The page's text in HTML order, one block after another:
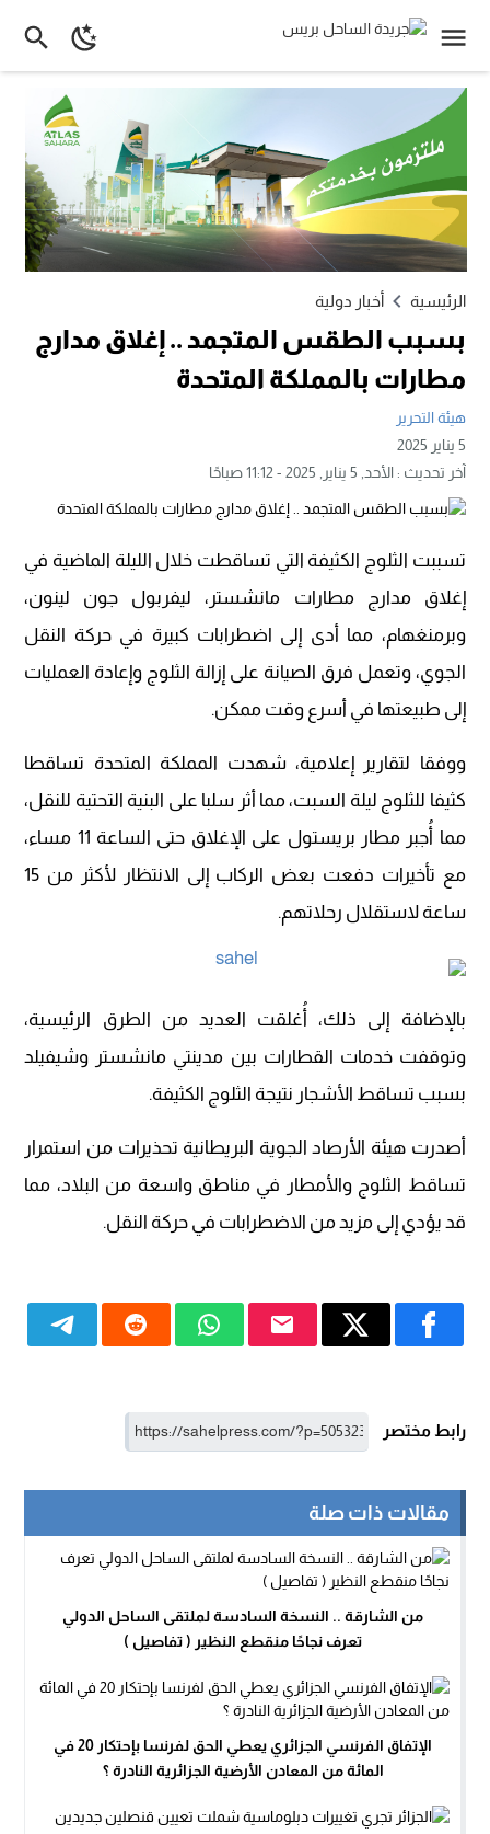
الرئيسية أخبار دولية
بسبب الطقس المتجمد .. إغلاق مدارج
مطارات بالمملكة المتحدة
هيئة التحرير
5 يناير 2025
آخر تحديث :الأحد, 5 يناير, 2025 - 11:12 صباحًا
تسببت الثلوج الكثيفة التي تساقطت خلال الليلة الماضية في
إغلاق مدارج مطارات مانشستر، ليفربول جون لينون،
وبرمنغهام، مما أدى إلى اضطرابات كبيرة في حركة النقل
الجوي، وتعمل فرق الصيانة على إزالة الثلوج وإعادة العمليات
إلى طبيعتها في أسرع وقت ممكن.
ووفقا لتقارير إعلامية، شهدت المملكة المتحدة تساقطا
كثيفا للثلوج ليلة السبت، مما أثر سلبا على البنية التحتية للنقل،
مما أُجبر مطار بريستول على الإغلاق حتى الساعة 11 مساء،
مع تأخيرات دفعت بعض الركاب إلى الانتظار لأكثر من 15
ساعة لاستقلال رحلاتهم.
بالإضافة إلى ذلك، أُغلقت العديد من الطرق الرئيسية،
وتوقفت خدمات القطارات بين مدينتي مانشستر وشيفيلد
بسبب تساقط الأشجار نتيجة الثلوج الكثيفة.
أصدرت هيئة الأرصاد الجوية البريطانية تحذيرات من استمرار
تساقط الثلوج والأمطار في مناطق واسعة من البلاد، مما
قد يؤدي إلى مزيد من الاضطرابات في حركة النقل.
رابط مختصر
مقالات ذات صلة
من الشارقة .. النسخة السادسة لملتقى الساحل الدولي
تعرف نجاحًا منقطع النظير ( تفاصيل )
الإتفاق الفرنسي الجزائري يعطي الحق لفرنسا بإحتكار 20 في
المائة من المعادن الأرضية الجزائرية النادرة ؟